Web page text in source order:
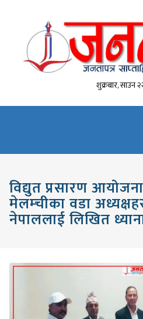
शुक्रबार, साउन
विद्युत प्रसारण
मेलम्चीका वडा
नेपाललाई लिखित